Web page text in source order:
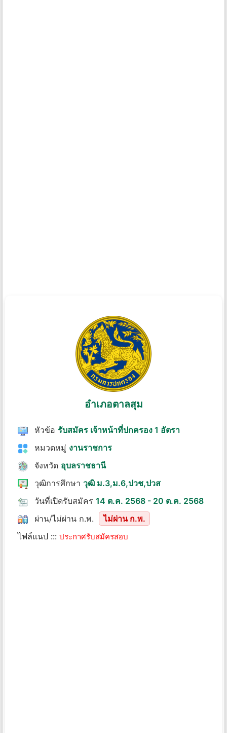
อําเภอตาลสุม
หัวข้อ รับสมัคร เจ้าหน้าที่ปกครอง 1 อัตรา
หมวดหมู่ งานราชการ
จังหวัด อุบลราชธานี
วุฒิการศึกษา วุฒิ ม.3,ม.6,ปวช,ปวส
วันที่เปิดรับสมัคร 14 ต.ค. 2568 - 20 ต.ค. 2568
ผ่าน/ไม่ผ่าน ก.พ.
ไม่ผ่าน ก.พ.
ไฟล์แนป ::: ประกาศรับสมัครสอบ